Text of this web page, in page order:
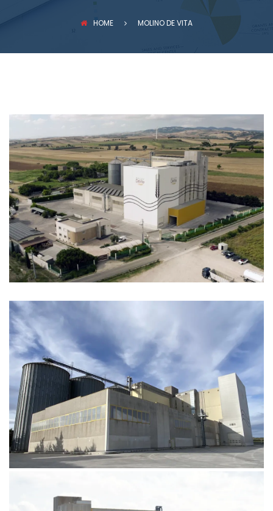
HOME MOLINO DE VITA
PREVENZIONE INCENDI